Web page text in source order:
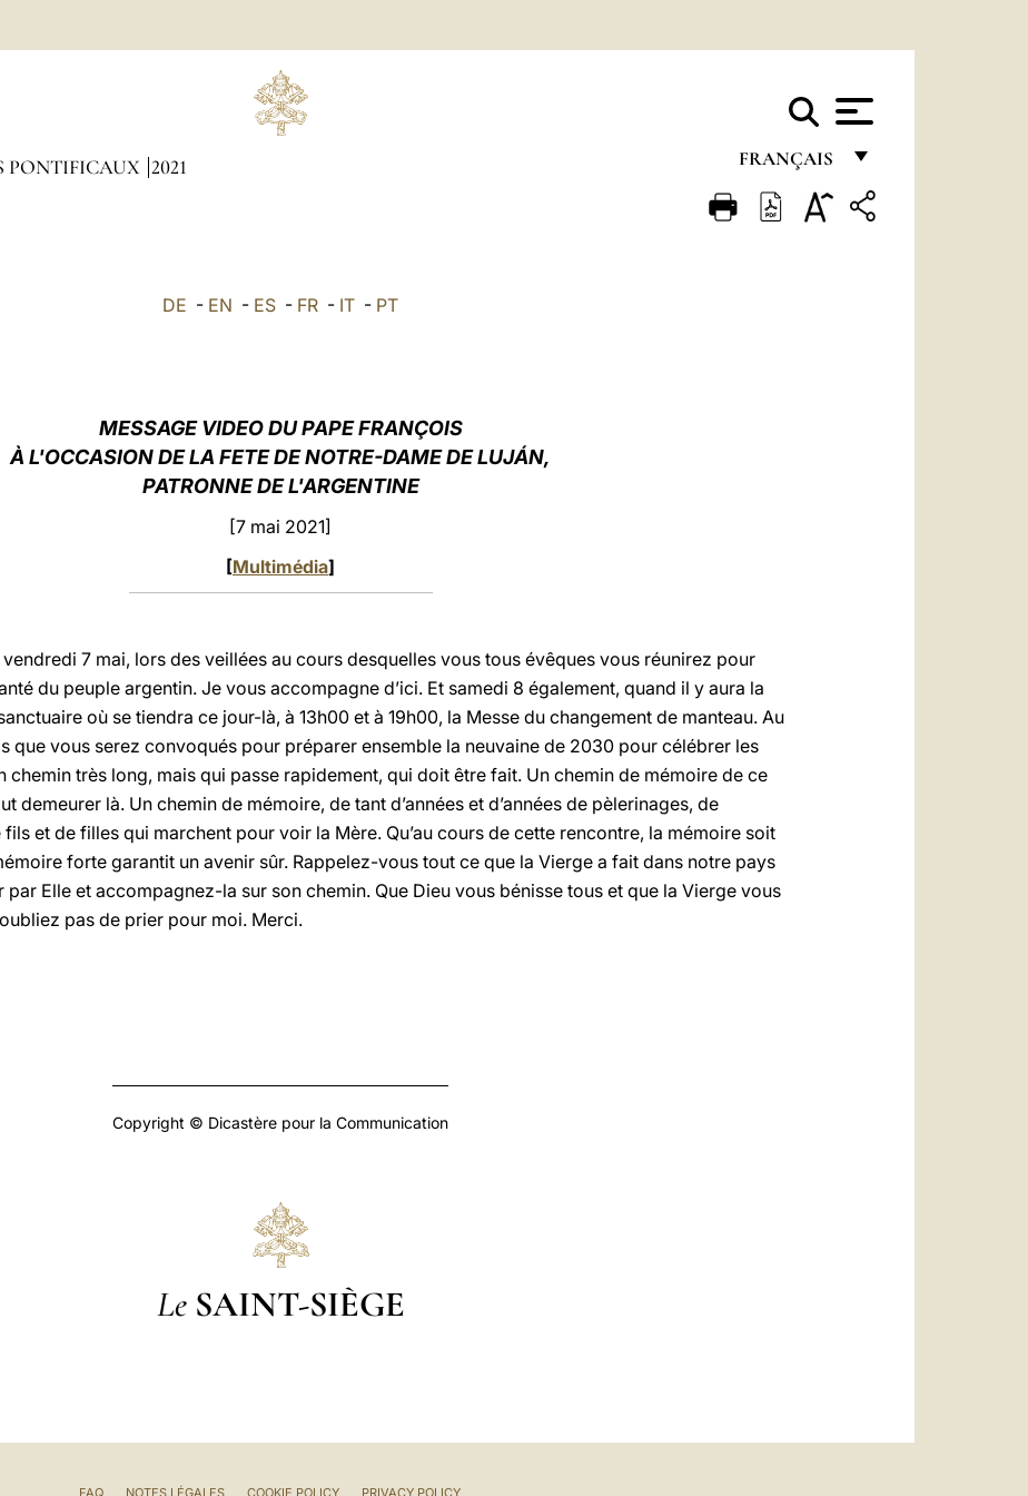
FRANÇAIS
FRANÇAIS
PONTIFICAUX 2021
DE - EN - ES - FR - IT - PT
MESSAGE VIDEO DU PAPE FRANÇOIS
À L'OCCASION DE LA FETE DE NOTRE-DAME DE LUJÁN,
PATRONNE DE L'ARGENTINE
[7 mai 2021]
[Multimédia]
7 mai, lors des veillées au cours desquelles vous tous évêques vous réunirez pour
du peuple argentin. Je vous accompagne d’ici. Et samedi 8 également, quand il y aura la
où se tiendra ce jour-là, à 13h00 et à 19h00, la Messe du changement de manteau. Au
que vous serez convoqués pour préparer ensemble la neuvaine de 2030 pour célébrer les
chemin très long, mais qui passe rapidement, qui doit être fait. Un chemin de mémoire de ce
demeurer là. Un chemin de mémoire, de tant d’années et d’années de pèlerinages, de
et de filles qui marchent pour voir la Mère. Qu’au cours de cette rencontre, la mémoire soit
forte garantit un avenir sûr. Rappelez-vous tout ce que la Vierge a fait dans notre pays
Elle et accompagnez-la sur son chemin. Que Dieu vous bénisse tous et que la Vierge vous
pas de prier pour moi. Merci.
Copyright © Dicastère pour la Communication
Le SAINT-SIÈGE
FAQ NOTES LÉGALES COOKIE POLICY PRIVACY POLICY